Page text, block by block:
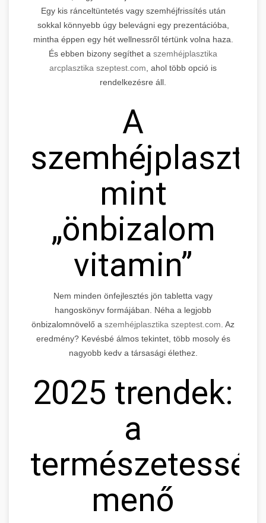
Egy kis ránceltüntetés vagy szemhéjfrissítés után
sokkal könnyebb úgy belevágni egy prezentációba,
mintha éppen egy hét wellnessről tértünk volna haza.
És ebben bizony segíthet a szemhéjplasztika
arcplasztika szeptest.com , ahol több opció is
rendelkezésre áll.
A
mint
„önbizalom
vitamin”
Nem minden önfejlesztés jön tabletta vagy
hangoskönyv formájában. Néha a legjobb
önbizalomnövelő a szemhéjplasztika szeptest.com . Az
eredmény? Kevésbé álmos tekintet, több mosoly és
nagyobb kedv a társasági élethez.
2025 trendek:
a
természetesség
menő